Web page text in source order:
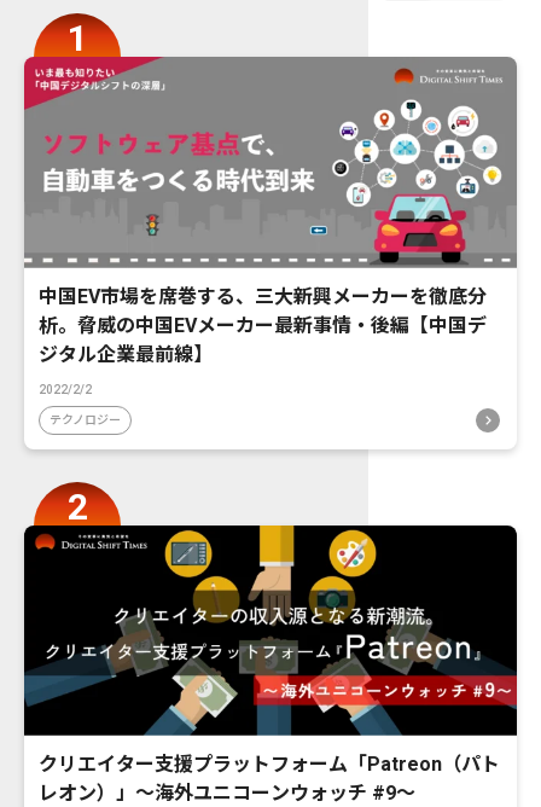
中国EV市場を席巻する、三大新興メーカーを徹底分
析。脅威の中国EVメーカー最新事情・後編【中国デ
ジタル企業最前線】
2022/2/2
テクノロジー
クリエイター支援プラットフォーム「Patreon（パト
レオン）」〜海外ユニコーンウォッチ #9〜